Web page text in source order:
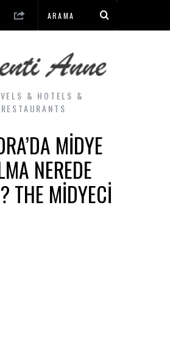
& HOTELS &
RESTAURANTS
MIDYE
NEREDE
THE MIDYECI